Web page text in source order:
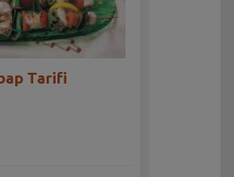
Tarifi